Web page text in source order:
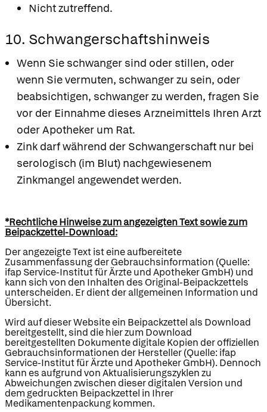
Nicht zutreffend.
10. Schwangerschaftshinweis
Wenn Sie schwanger sind oder stillen, oder
wenn Sie vermuten, schwanger zu sein, oder
beabsichtigen, schwanger zu werden, fragen Sie
vor der Einnahme dieses Arzneimittels Ihren Arzt
oder Apotheker um Rat.
Zink darf während der Schwangerschaft nur bei
serologisch (im Blut) nachgewiesenem
Zinkmangel angewendet werden.
*Rechtliche Hinweise zum angezeigten Text sowie zum
Beipackzettel-Download:
Der angezeigte Text ist eine aufbereitete
Zusammenfassung der Gebrauchsinformation (Quelle:
ifap Service-Institut für Ärzte und Apotheker GmbH) und
kann sich von den Inhalten des Original-Beipackzettels
unterscheiden. Er dient der allgemeinen Information und
Übersicht.
Wird auf dieser Website ein Beipackzettel als Download
bereitgestellt, sind die hier zum Download
bereitgestellten Dokumente digitale Kopien der offiziellen
Gebrauchsinformationen der Hersteller (Quelle: ifap
Service-Institut für Ärzte und Apotheker GmbH). Dennoch
kann es aufgrund von Aktualisierungszyklen zu
Abweichungen zwischen dieser digitalen Version und
dem gedruckten Beipackzettel in Ihrer
Medikamentenpackung kommen.